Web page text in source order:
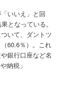
いいえ」と回
となっている。
いて、ダントツ
60.6％）。これ
銀行口座など名
納税」